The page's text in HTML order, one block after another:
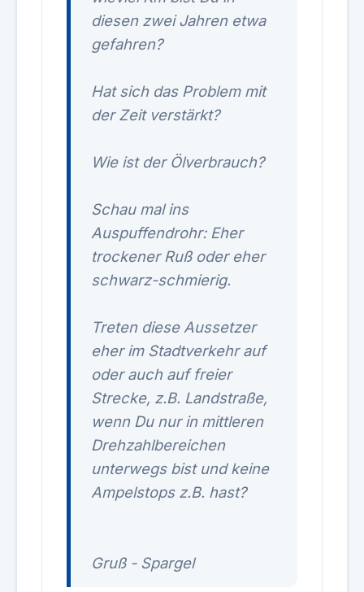
diesen zwei Jahren etwa
gefahren?
Hat sich das Problem mit
der Zeit verstärkt?
Wie ist der Ölverbrauch?
Schau mal ins
Auspuffendrohr: Eher
trockener Ruß oder eher
schwarz-schmierig.
Treten diese Aussetzer
eher im Stadtverkehr auf
oder auch auf freier
Strecke, z.B. Landstraße,
wenn Du nur in mittleren
Drehzahlbereichen
unterwegs bist und keine
Ampelstops z.B. hast?
Gruß - Spargel